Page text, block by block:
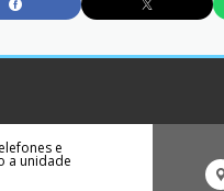
e
a unidade